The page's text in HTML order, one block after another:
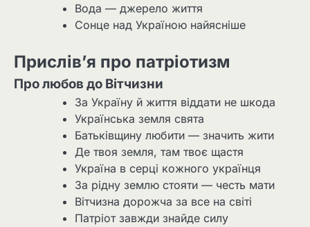
Вода — джерело життя
Сонце над Україною найясніше
Прислів’я про патріотизм
Про любов до Вітчизни
За Україну й життя віддати не шкода
Українська земля свята
Батьківщину любити — значить жити
Де твоя земля, там твоє щастя
Україна в серці кожного українця
За рідну землю стояти — честь мати
Вітчизна дорожча за все на світі
Патріот завжди знайде силу